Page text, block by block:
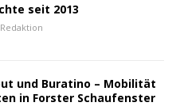
seit 2013
Redaktion
und Buratino – Mobilität
in Forster Schaufenster